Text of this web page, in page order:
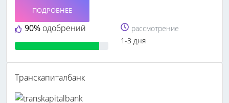
90% одобрений
ПОДРОБНЕЕ
рассмотрение
1-3 дня
Транскапиталбанк